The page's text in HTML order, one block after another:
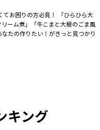
お困りの方必見！ 「ひらひら大
ーム煮」「牛こまと大根のごま風
たの作りたい！がきっと見つかり
キング